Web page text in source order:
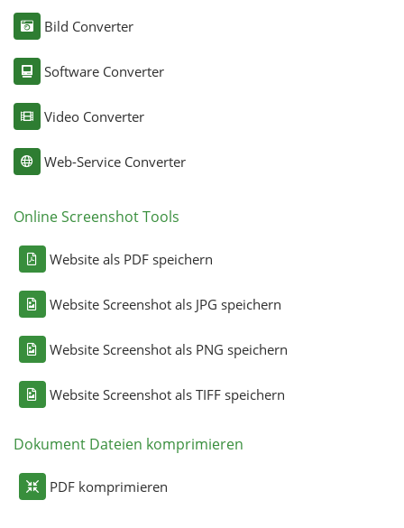
Bild Converter
Software Converter
Video Converter
Web-Service Converter
Online Screenshot Tools
Website als PDF speichern
Website Screenshot als JPG speichern
Website Screenshot als PNG speichern
Website Screenshot als TIFF speichern
Dokument Dateien komprimieren
PDF komprimieren